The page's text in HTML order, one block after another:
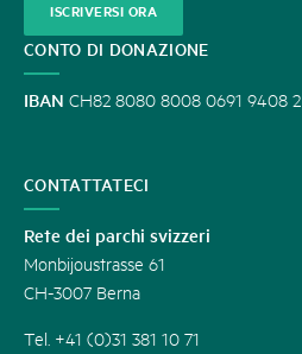
ISCRIVERSI ORA
CONTO DI DONAZIONE
IBAN CH82 8080 8008 0691 9408 2
CONTATTATECI
Rete dei parchi svizzeri
Monbijoustrasse 61
CH-3007 Berna
Tel. +41 (0)31 381 10 71